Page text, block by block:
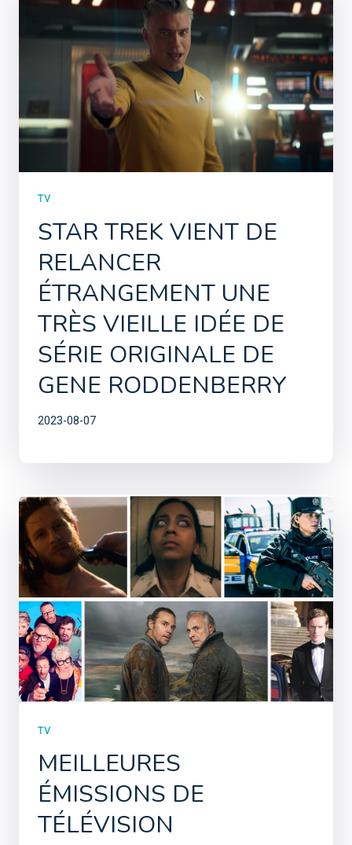
TV
STAR TREK VIENT DE
RELANCER
ÉTRANGEMENT UNE
TRÈS VIEILLE IDÉE DE
SÉRIE ORIGINALE DE
GENE RODDENBERRY
2023-08-07
TV
MEILLEURES
ÉMISSIONS DE
TÉLÉVISION